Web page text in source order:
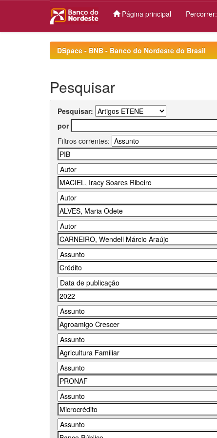
Página principal Percorrer:
DSpace - BNB - Banco do Nordeste do Brasil
Pesquisar
Pesquisar:
por
Filtros correntes: